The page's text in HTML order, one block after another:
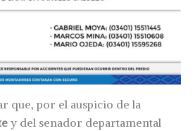
que, por el auspicio de la
y del senador departamental